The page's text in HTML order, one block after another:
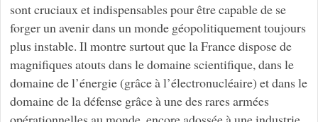
sont cruciaux et indispensables pour être capable de se
forger un avenir dans un monde géopolitiquement toujours
plus instable. Il montre surtout que la France dispose de
magnifiques atouts dans le domaine scientifique, dans le
domaine de l’énergie (grâce à l’électronucléaire) et dans le
domaine de la défense grâce à une des rares armées